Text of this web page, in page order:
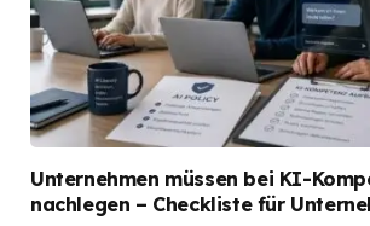
Unternehmen müssen bei KI-
nachlegen – Checkliste für